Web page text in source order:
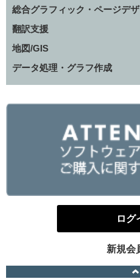
総合グラフィック・ページデ
翻訳支援
地図/GIS
データ処理・グラフ作成
ログ
新規会